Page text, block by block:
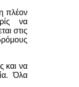
πλέον
να
στις
και να
Όλα